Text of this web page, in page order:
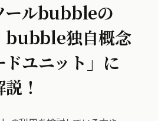
ールbubbleの​
bubble独自概念​
ドユニット」に​
！